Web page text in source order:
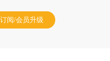
订阅/会员升级